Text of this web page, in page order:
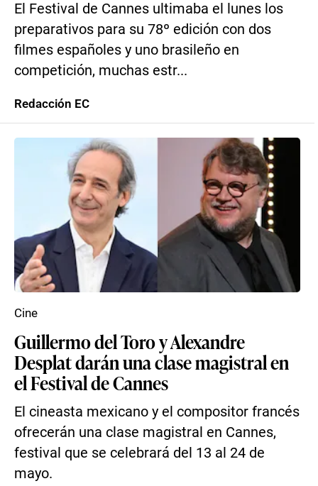
El Festival de Cannes ultimaba el lunes los
preparativos para su 78º edición con dos
filmes españoles y uno brasileño en
competición, muchas estr...
Redacción EC
Guillermo del Toro y Alexandre
Desplat darán una clase magistral en
el Festival de Cannes
El cineasta mexicano y el compositor francés
ofrecerán una clase magistral en Cannes,
festival que se celebrará del 13 al 24 de
mayo.
Cine